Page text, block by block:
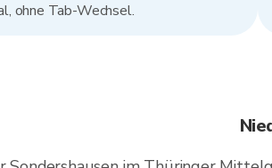
ohne Tab-Wechsel.